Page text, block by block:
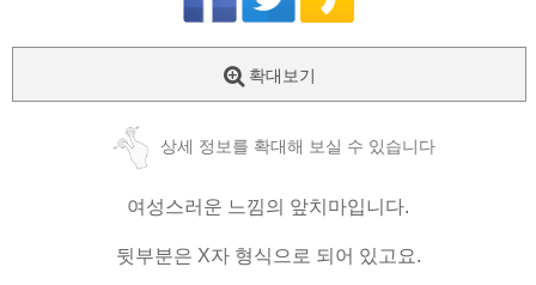
확대보기
상세 정보를 확대해 보실 수 있습니다
여성스러운 느낌의 앞치마입니다.
뒷부분은 X자 형식으로 되어 있고요.